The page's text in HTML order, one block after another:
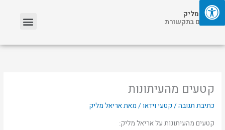
דילוג
לתוכן
אריאל מליק
אזכורים בתקשורת
קטעים מהעיתונות
כתיבת תגובה / קטעי וידאו / מאתאריאל מליק
קטעים מהעיתונות על אריאל מליק: